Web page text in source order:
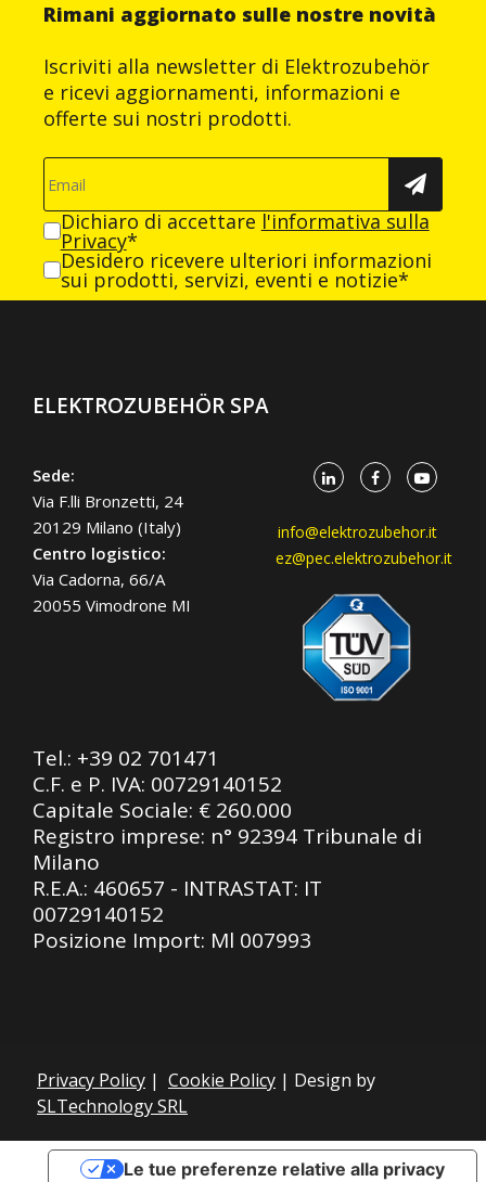
Rimani aggiornato sulle nostre novità
Iscriviti alla newsletter di Elektrozubehör
e ricevi aggiornamenti, informazioni e
offerte sui nostri prodotti.
Dichiaro di accettare l'informativa sulla
Privacy*
Desidero ricevere ulteriori informazioni
sui prodotti, servizi, eventi e notizie*
ELEKTROZUBEHÖR SPA
Sede:
Via F.lli Bronzetti, 24
20129 Milano (Italy)
Centro logistico:
Via Cadorna, 66/A
20055 Vimodrone MI
info@elektrozubehor.it
ez@pec.elektrozubehor.it
Tel.: +39 02 701471
C.F. e P. IVA: 00729140152
Capitale Sociale: € 260.000
Registro imprese: n° 92394 Tribunale di
Milano
R.E.A.: 460657 - INTRASTAT: IT
00729140152
Posizione Import: Ml 007993
Privacy Policy | Cookie Policy | Design by
SLTechnology SRL
Le tue preferenze relative alla privacy